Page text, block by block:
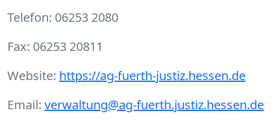
Telefon: 06253 2080
Fax: 06253 20811
Website: https://ag-fuerth-justiz.hessen.de
Email: verwaltung@ag-fuerth.justiz.hessen.de